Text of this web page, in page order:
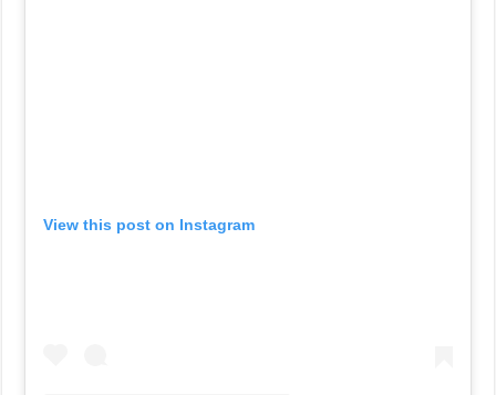
View this post on Instagram